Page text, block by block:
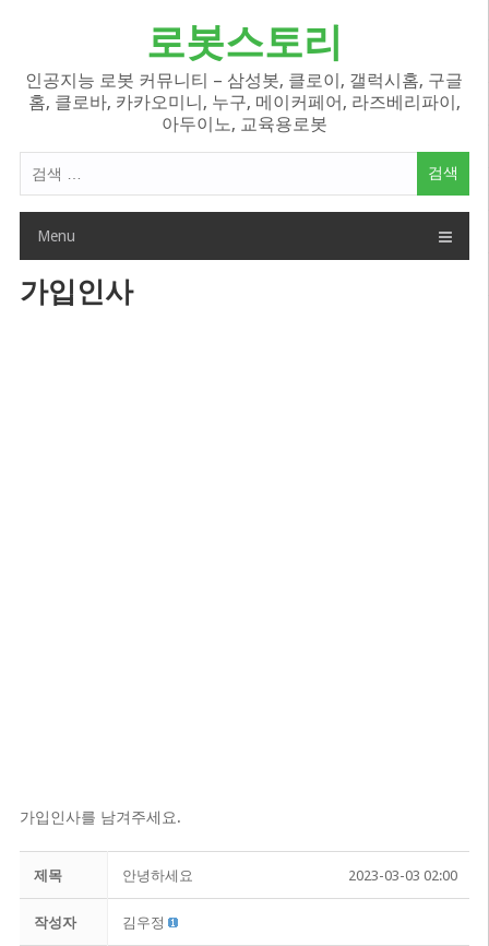
로봇스토리
인공지능 로봇 커뮤니티 – 삼성봇, 클로이, 갤럭시홈, 구글
홈, 클로바, 카카오미니, 누구, 메이커페어, 라즈베리파이,
아두이노, 교육용로봇
색
Menu
가입인사
가입인사를 남겨주세요.
제목 안녕하세요 2023-03-03 02:00
작성자 김우정